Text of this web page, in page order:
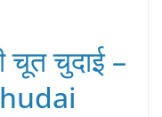
चूत चुदाई –